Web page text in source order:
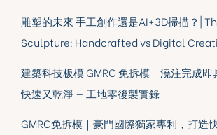
雕塑的未來 手工創作還是AI+3D掃描？|
Sculpture: Handcrafted vs Digital
建築科技板模 GMRC 免拆模｜澆注完成
快速又乾淨 — 工地零後製實錄
GMRC免拆模｜豪門國際獨家專利，打造